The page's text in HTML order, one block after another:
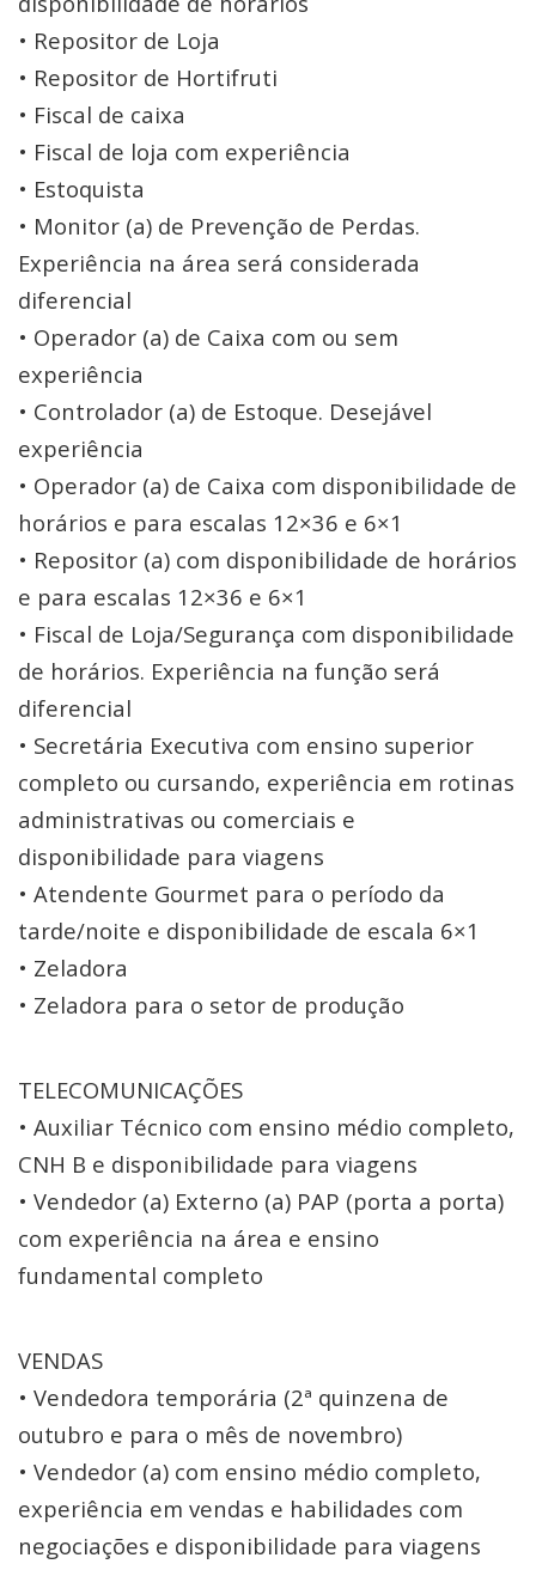
• Repositor de Loja
• Repositor de Hortifruti
• Fiscal de caixa
• Fiscal de loja com experiência
• Estoquista
• Monitor (a) de Prevenção de Perdas.
Experiência na área será considerada
diferencial
• Operador (a) de Caixa com ou sem
experiência
• Controlador (a) de Estoque. Desejável
experiência
• Operador (a) de Caixa com disponibilidade de
horários e para escalas 12×36 e 6×1
• Repositor (a) com disponibilidade de horários
e para escalas 12×36 e 6×1
• Fiscal de Loja/Segurança com disponibilidade
de horários. Experiência na função será
diferencial
• Secretária Executiva com ensino superior
completo ou cursando, experiência em rotinas
administrativas ou comerciais e
disponibilidade para viagens
• Atendente Gourmet para o período da
tarde/noite e disponibilidade de escala 6×1
• Zeladora
• Zeladora para o setor de produção
TELECOMUNICAÇÕES
• Auxiliar Técnico com ensino médio completo,
CNH B e disponibilidade para viagens
• Vendedor (a) Externo (a) PAP (porta a porta)
com experiência na área e ensino
fundamental completo
VENDAS
• Vendedora temporária (2ª quinzena de
outubro e para o mês de novembro)
• Vendedor (a) com ensino médio completo,
experiência em vendas e habilidades com
negociações e disponibilidade para viagens